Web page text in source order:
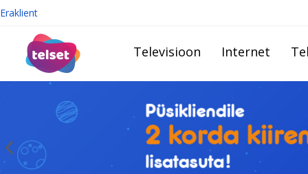
Eraklient
Televisioon Internet